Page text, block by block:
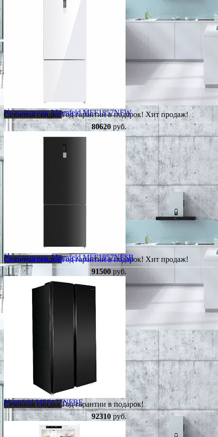
Сезонная скидкаГод гарантии в подарок!Хит продаж!
Холодильник Maunfeld MFF1857NFW
80620руб.
Сезонная скидкаГод гарантии в подарок! Хит продаж!
Холодильник Maunfeld MFF1857NFSB
91500 руб.
Сезонная скидкаГод гарантии в подарок!
Maunfeld MFF177NFBE
92310руб.